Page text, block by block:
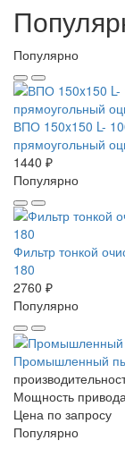
Популярно
ВПО 150x150 L-
прямоугольный
1440 ₽
Популярно
Фильтр тонкой
180
2760 ₽
Популярно
Промышленный
Мощность
Цена по запросу
Популярно